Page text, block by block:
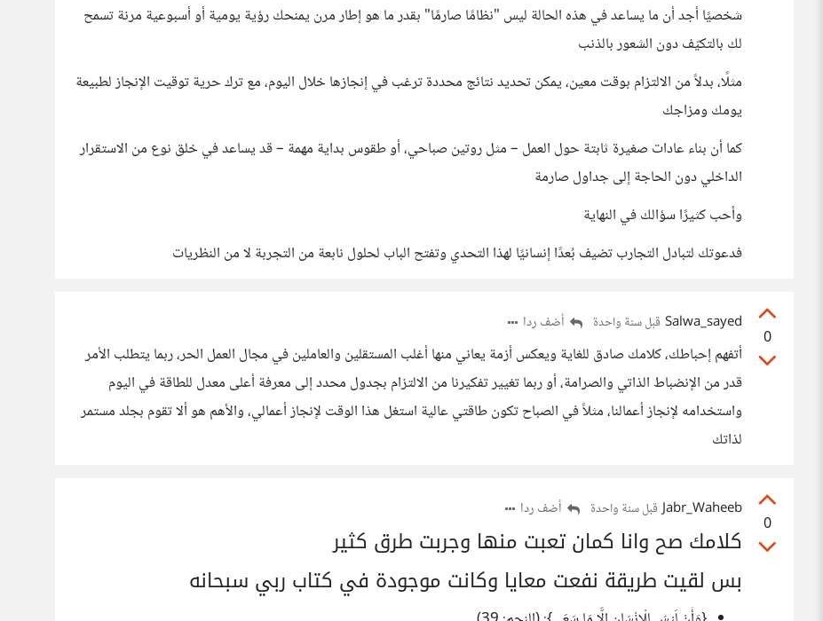
شخصيًا أجد أن ما يساعد في هذه الحالة ليس "نظامًا صارمًا" بقدر ما هو إطار مرن يمنحك رؤية يومية أو أسبوعية مرنة تسمح
لك بالتكيّف دون الشعور بالذنب
مثلًا، بدلاً من الالتزام بوقت معين، يمكن تحديد نتائج محددة ترغب في إنجازها خلال اليوم، مع ترك حرية توقيت الإنجاز لطبيعة
يومك ومزاجك
كما أن بناء عادات صغيرة ثابتة حول العمل – مثل روتين صباحي، أو طقوس بداية مهمة – قد يساعد في خلق نوع من الاستقرار
الداخلي دون الحاجة إلى جداول صارمة
وأحب كثيرًا سؤالك في النهاية
فدعوتك لتبادل التجارب تضيف بُعدًا إنسانيًا لهذا التحدي وتفتح الباب لحلول نابعة من التجربة لا من النظريات
0
Salwa_sayed قبل سنة واحدة أضف ردا
أتفهم إحباطك، كلامك صادق للغاية ويعكس أزمة يعاني منها أغلب المستقلين والعاملين في مجال العمل الحر، ربما يتطلب الأمر
قدر من الإنضباط الذاتي والصرامة، أو ربما تغيير تفكيرنا من الالتزام بجدول محدد إلى معرفة أعلى معدل للطاقة في اليوم
واستخدامه لإنجاز أعمالنا، مثلاً في الصباح تكون طاقتي عالية استغل هذا الوقت لإنجاز أعمالي، والأهم هو ألا تقوم بجلد مستمر
لذاتك
0
Jabr_Waheeb قبل سنة واحدة أضف ردا
كلامك صح وانا كمان تعبت منها وجربت طرق كثير
بس لقيت طريقة نفعت معايا وكانت موجودة في كتاب ربي سبحانه